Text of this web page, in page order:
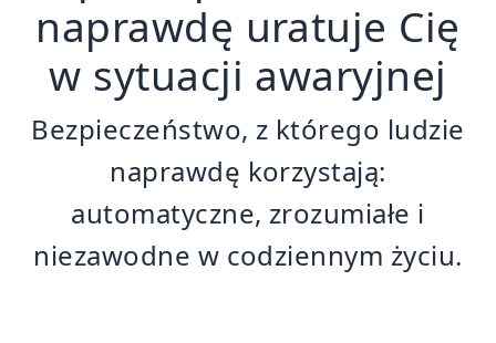
naprawdę uratuje Cię
w sytuacji awaryjnej
Bezpieczeństwo, z którego ludzie
naprawdę korzystają:
automatyczne, zrozumiałe i
niezawodne w codziennym życiu.